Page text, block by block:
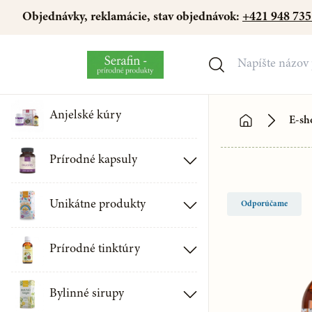
Objednávky, reklamácie, stav objednávok: +421 948
Anjelské kúry
Prírodné kapsuly
Zdravotné kapsuly
Minerály a vitamíny
Unikátne produkty
Ústne spreje SERAFIN
Prírodné tinktúry
Tinktúry z húb
Bylinné sirupy
E-
Odporúčame